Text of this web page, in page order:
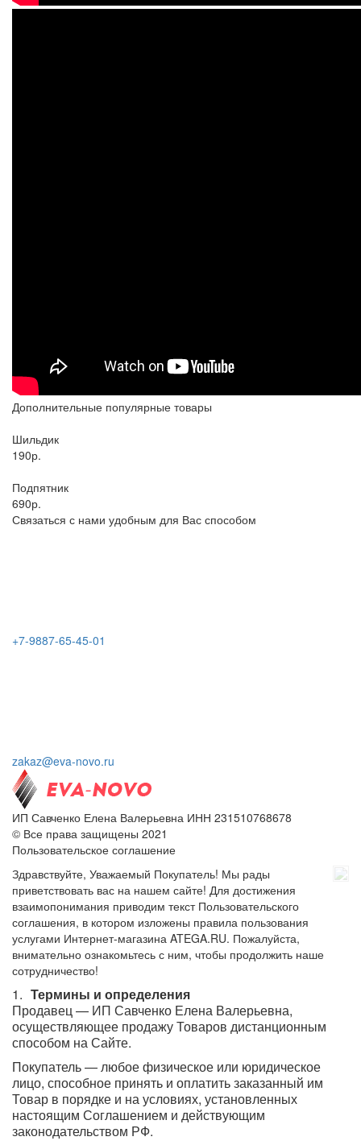
Дополнительные популярные товары
Шильдик
190р.
Подпятник
690р.
Связаться с нами удобным для Вас способом
+7-9887-65-45-01
zakaz@eva-novo.ru
ИП Савченко Елена Валерьевна ИНН 231510768678
© Все права защищены 2021
Пользовательское соглашение
Здравствуйте, Уважаемый Покупатель! Мы рады
приветствовать вас на нашем сайте! Для достижения
взаимопонимания приводим текст Пользовательского
соглашения, в котором изложены правила пользования
услугами Интернет-магазина ATEGA.RU. Пожалуйста,
внимательно ознакомьтесь с ним, чтобы продолжить наше
сотрудничество!
Термины и определения
Продавец — ИП Савченко Елена Валерьевна,
осуществляющее продажу Товаров дистанционным
способом на Сайте.
Покупатель — любое физическое или юридическое
лицо, способное принять и оплатить заказанный им
Товар в порядке и на условиях, установленных
настоящим Соглашением и действующим
законодательством РФ.